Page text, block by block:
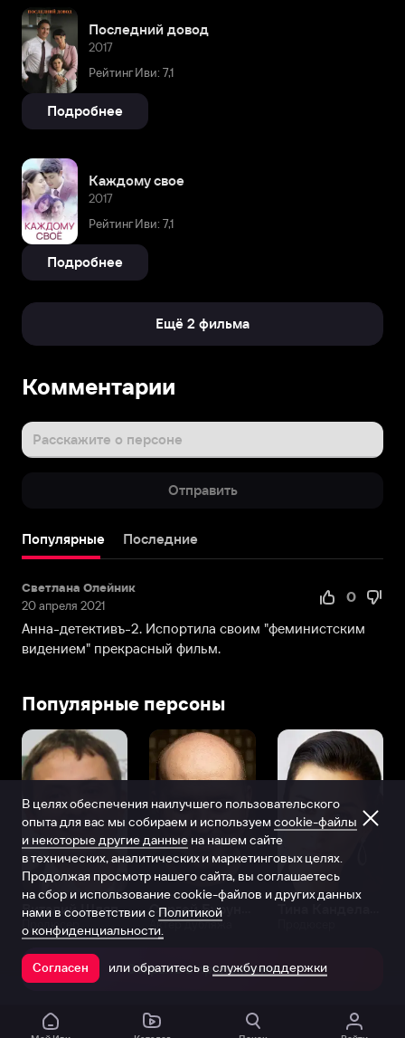
Последний довод
2017
Рейтинг Иви: 7,1
Подробнее
Каждому свое
2017
Рейтинг Иви: 7,1
Подробнее
Ещё 2 фильма
Комментарии
Расскажите о персоне
Отправить
Популярные Последние
Светлана Олейник
20 апреля 2021
0
Анна-детективъ-2. Испортила своим "феминистским
видением" прекрасный фильм.
Популярные персоны
Виталий Шляппо
Продюсер Актёр дубляжа
Открыть в приложении
В целях обеспечения наилучшего пользовательского
опыта для вас мы собираем и используем cookie-файлы
и некоторые другие данные на нашем сайте
в технических, аналитических и маркетинговых целях.
Продолжая просмотр нашего сайта, вы соглашаетесь
на сбор и использование cookie-файлов и других данных
нами в соответствии с Политикой
о конфиденциальности.
Согласен или обратитесь в службу поддержки